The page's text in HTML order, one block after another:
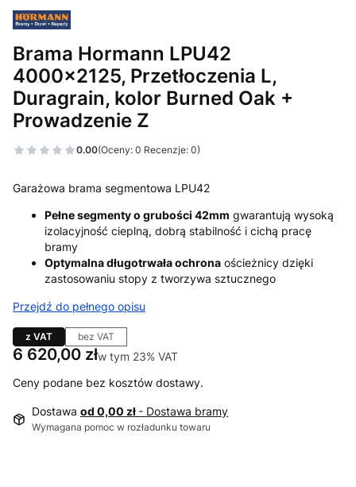
Brama Hormann LPU42
4000x2125, Przetłoczenia L,
Duragrain, kolor Burned Oak +
Prowadzenie Z
0.00(Oceny: 0 Recenzje: 0)
Garażowa brama segmentowa LPU42
Pełne segmenty o grubości 42mm gwarantują wysoką
izolacyjność cieplną, dobrą stabilność i cichą pracę
bramy
Optymalna długotrwała ochrona ościeżnicy dzięki
zastosowaniu stopy z tworzywa sztucznego
Przejdź do pełnego opisu
z VAT bez VAT
Cena
6 620,00 złw tym 23% VAT
w tym 23% VAT
Ceny podane bez kosztów dostawy.
Dostawa od 0,00 zł - Dostawa bramy
Wymagana pomoc w rozładunku towaru